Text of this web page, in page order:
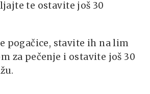
te ostavite još 30
pogačice, stavite ih na lim
za pečenje i ostavite još 30